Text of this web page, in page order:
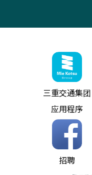
御树丸电动巴士、
、三宫巴士、
神道巴士珍珠
巴士、信息可视化
和出租车、交通广
联系我们
、三重交通巴士
交通官方商品。
粉丝专区
联系我们
公告/最新消息列表
联系我们
社交媒体使用政策
常见问题
三重交通集团
应用程序
招聘